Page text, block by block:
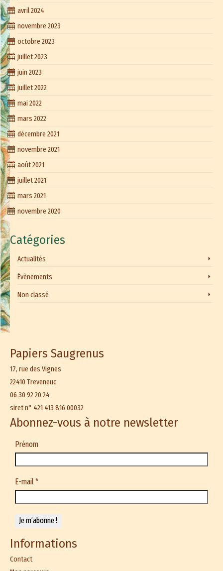
avril 2024
novembre 2023
octobre 2023
juillet 2023
juin 2023
juillet 2022
mai 2022
mars 2022
décembre 2021
novembre 2021
août 2021
juillet 2021
mars 2021
novembre 2020
Catégories
Actualités
Évènements
Non classé
Papiers Saugrenus
17, rue des Vignes
22410 Treveneuc
06 30 92 20 24
siret n° 421 413 816 00032
Abonnez-vous à notre newsletter
Prénom
E-mail*
Informations
Contact